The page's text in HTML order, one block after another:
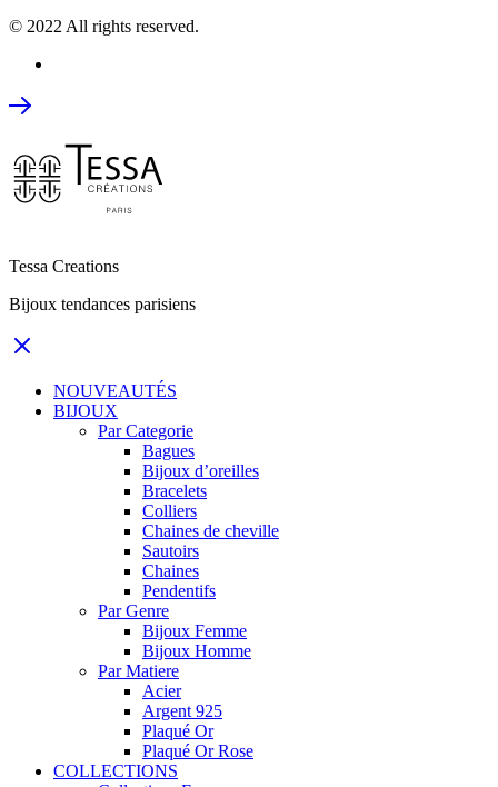
© 2022 All rights reserved.
Tessa Creations
Bijoux tendances parisiens
NOUVEAUTÉS
BIJOUX
Par Categorie
Bagues
Bijoux d’oreilles
Bracelets
Colliers
Chaines de cheville
Sautoirs
Chaines
Pendentifs
Par Genre
Bijoux Femme
Bijoux Homme
Par Matiere
Acier
Argent 925
Plaqué Or
Plaqué Or Rose
COLLECTIONS